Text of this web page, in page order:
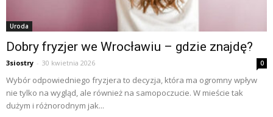
Uroda
Dobry fryzjer we Wrocławiu – gdzie znajdę?
3siostry - 30 kwietnia 2026 0
Wybór odpowiedniego fryzjera to decyzja, która ma ogromny wpływ
nie tylko na wygląd, ale również na samopoczucie. W mieście tak
dużym i różnorodnym jak...